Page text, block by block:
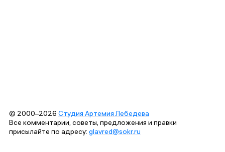
© 2000–2026 Студия Артемия Лебедева
Все комментарии, советы, предложения и правки
присылайте по адресу: glavred@sokr.ru